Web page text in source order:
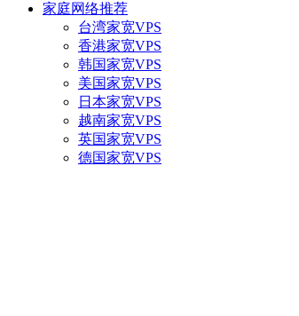
家庭网络推荐
台湾家宽VPS
香港家宽VPS
韩国家宽VPS
美国家宽VPS
日本家宽VPS
越南家宽VPS
英国家宽VPS
德国家宽VPS